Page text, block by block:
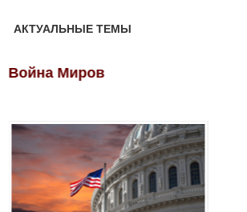
АКТУАЛЬНЫЕ ТЕМЫ
Война Миров